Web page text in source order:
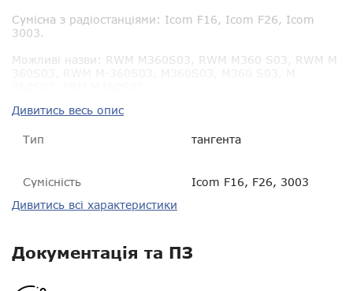
Сумісна з радіостанціями: Icom F16, Icom F26, Icom
3003.
Можливі назви: RWM M360S03, RWM M360 S03, RWM M
Дивитись весь опис
Тип тангента
Сумісність Icom F16, F26, 3003
Пиловологозахист
Розмір ?
Дивитись всі характеристики
Документація та ПЗ